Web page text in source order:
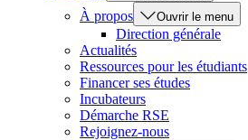
À propos Ouvrir le menu
Direction générale
Actualités
Ressources pour les étudiants
Financer ses études
Incubateurs
Démarche RSE
Rejoignez-nous